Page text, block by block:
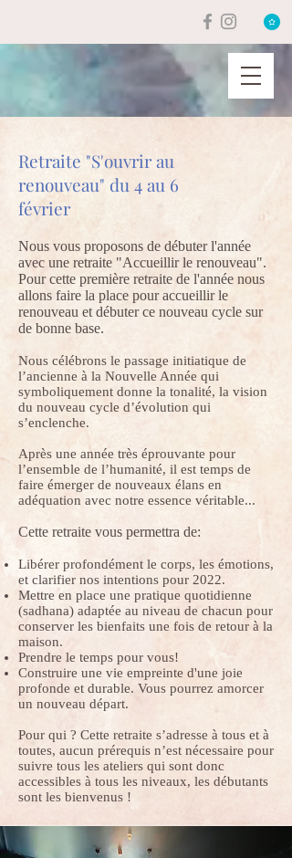
Retraite "S'ouvrir au
renouveau" du 4 au 6
février
Nous vous proposons de débuter l'année
avec une retraite "Accueillir le renouveau".
Pour cette première retraite de l'année nous
allons faire la place pour accueillir le
renouveau et débuter ce nouveau cycle sur
de bonne base.
Nous célébrons le passage initiatique de
l’ancienne à la Nouvelle Année qui
symboliquement donne la tonalité, la vision
du nouveau cycle d’évolution qui
s’enclenche.
Après une année très éprouvante pour
l’ensemble de l’humanité, il est temps de
faire émerger de nouveaux élans en
adéquation avec notre essence véritable...
Cette retraite vous permettra de:
Libérer profondément le corps, les émotions,
et clarifier nos intentions pour 2022.
Mettre en place une pratique quotidienne
(sadhana) adaptée au niveau de chacun pour
conserver les bienfaits une fois de retour à la
maison.
Prendre le temps pour vous!
Construire une vie empreinte d'une joie
profonde et durable. Vous pourrez amorcer
un nouveau départ.
Pour qui ? Cette retraite s’adresse à tous et à
toutes, aucun prérequis n’est nécessaire pour
suivre tous les ateliers qui sont donc
accessibles à tous les niveaux, les débutants
sont les bienvenus !